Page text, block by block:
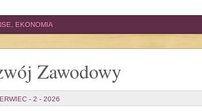
EKONOMIA
Zawodowy
- 2 - 2026